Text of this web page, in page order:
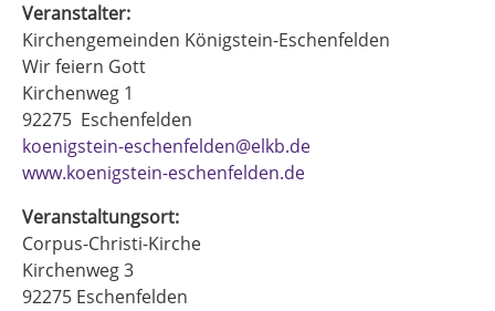
Veranstalter:
Kirchengemeinden Königstein-Eschenfelden
Wir feiern Gott
Kirchenweg 1
92275 Eschenfelden
koenigstein-eschenfelden@elkb.de
www.koenigstein-eschenfelden.de
Veranstaltungsort:
Corpus-Christi-Kirche
Kirchenweg 3
92275 Eschenfelden